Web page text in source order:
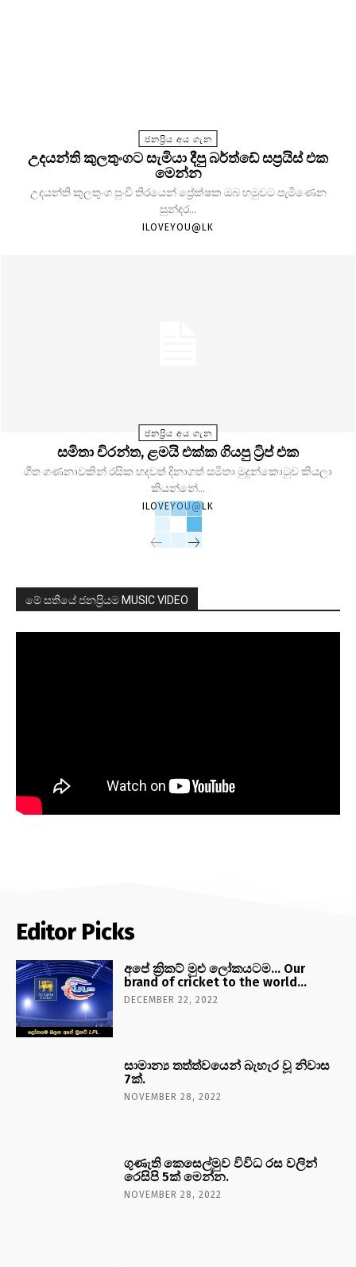
ජනප්‍රිය අය ගැන
උදයන්ති කුලතුංගට සැමියා දීපු බර්ත්ඩේ සප්‍රයිස් එක
මෙන්න
උදයන්ති කුලතුංග පුංචි තිරයෙන් ප්‍රේක්ෂක ඔබ හමුවට පැමිණෙන
සුන්දර...
ILOVEYOU@LK
ජනප්‍රිය අය ගැන
සමිතා චිරන්ත, ළමයි එක්ක ගියපු ට්‍රිප් එක
ගීත ගණනාවකින් රසික හදවත් දිනාගත් සමිතා මුදුන්කොටුව කියලා
කියන්නේ...
ILOVEYOU@LK
මේ සතියේ ජනප්‍රියම MUSIC VIDEO
Editor Picks
අපේ ක්‍රිකට් මුළු ලෝකයටම… Our
brand of cricket to the world…
DECEMBER 22, 2022
සාමාන්‍ය තත්ත්වයෙන් බැහැර වූ නිවාස
7ක්.
NOVEMBER 28, 2022
ගුණැති කෙසෙල්මුව විවිධ රස වලින්
රෙසිපි 5ක් මෙන්න.
NOVEMBER 28, 2022